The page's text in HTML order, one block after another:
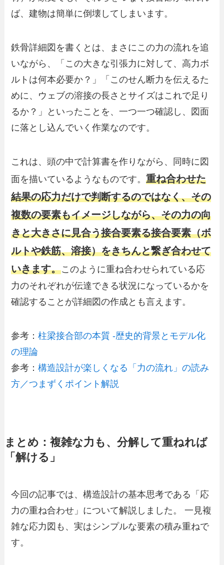
ば、建物は簡単に倒壊してしまいます。
鉄骨詳細図を書くとは、まさにこの力の流れを追
いながら、「この大きな引張力に対して、高力ボ
ルトは何本必要か？」「このせん断力を伝えるた
めに、ウェブの溶接の長さとサイズはこれで足り
るか？」といったことを、一つ一つ確認し、図面
に落とし込んでいく作業なのです。
これは、頭の中で計算書を作りながら、同時に図
面を描いているようなものです。重ね合わせた
結果の応力だけで判断するのではなく、その
複数の要素もイメージしながら、その力の向
きと大きさに見合う接合要素る接合要素（ボ
ルトや鉄筋、溶接）をきちんと繋ぎ合わせて
いきます。このように重ね合わせられている応
力のそれぞれが伝達できる状況になっているかを
確認することが詳細図の作成とも言えます。
参考：柱梁接合部の本質 -歴史的背景とモデル化
の理論
参考：構造設計が楽しくなる「力の流れ」の読み
方／つまずくポイント解説
まとめ：複雑な力も、分解して重ねれば
「解ける」
今回の記事では、構造設計の基本思考である「応
力の重ね合わせ」について解説しました。 一見複
雑な応力図も、実はシンプルな要素の積み重ねで
す。